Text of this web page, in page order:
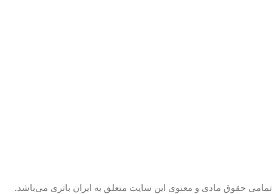
تمامی حقوق مادی و معنوی این سایت متعلق به ایران باتری می‌باشد.